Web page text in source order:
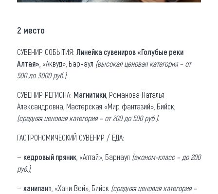
2 место
СУВЕНИР СОБЫТИЯ: Линейка сувениров «Голубые реки
Алтая» , «Аквуд», Барнаул (высокая ценовая категория – от
500 до 3000 руб.).
СУВЕНИР РЕГИОНА: Магнитики , Романова Наталья
Александровна, Мастерская «Мир фантазий», Бийск,
(средняя ценовая категория – от 200 до 500 руб.).
ГАСТРОНОМИЧЕСКИЙ СУВЕНИР / ЕДА:
— кедровый пряник , «Алтай», Барнаул (эконом-класс – до 200
руб.),
— ханипант , «Хани Вей», Бийск (средняя ценовая категория –